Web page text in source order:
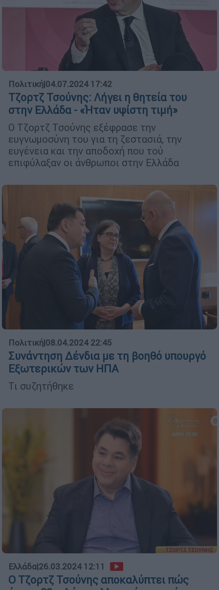
Πολιτική|04.07.2024 17:42
Τζορτζ Τσούνης: Λήγει η θητεία του
στην Ελλάδα - «Ήταν υψίστη τιμή»
Ο Τζορτζ Τσούνης εξέφρασε την
ευγνωμοσύνη του για τη ζεστασιά, την
ευγένεια και την αποδοχή που τού
επιφύλαξαν οι άνθρωποι στην Ελλάδα
Πολιτική|08.04.2024 22:45
Συνάντηση Δένδια με τη βοηθό υπουργό
Εξωτερικών των ΗΠΑ
Τι συζητήθηκε
Ελλάδα|26.03.2024 12:11
Ο Τζορτζ Τσούνης αποκαλύπτει πώς